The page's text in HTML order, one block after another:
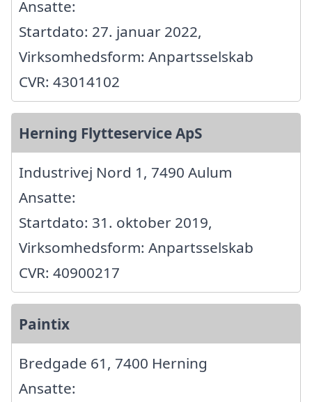
Ansatte:
Startdato: 27. januar 2022,
Virksomhedsform: Anpartsselskab
CVR: 43014102
Herning Flytteservice ApS
Industrivej Nord 1, 7490 Aulum
Ansatte:
Startdato: 31. oktober 2019,
Virksomhedsform: Anpartsselskab
CVR: 40900217
Paintix
Bredgade 61, 7400 Herning
Ansatte: